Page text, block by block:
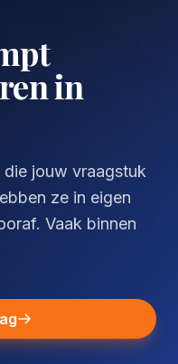
in
die jouw vraagstuk
ze in eigen
Vaak binnen